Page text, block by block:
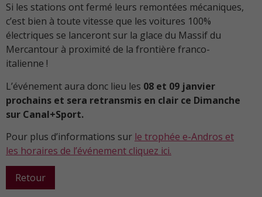
Si les stations ont fermé leurs remontées mécaniques,
c’est bien à toute vitesse que les voitures 100%
électriques se lanceront sur la glace du Massif du
Mercantour à proximité de la frontière franco-
italienne !
L’événement aura donc lieu les 08 et 09 janvier
prochains et sera retransmis en clair ce Dimanche
sur Canal+Sport.
Pour plus d’informations sur le trophée e-Andros et
les horaires de l’événement cliquez ici.
Retour